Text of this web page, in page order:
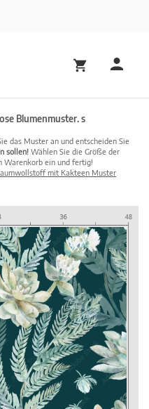
Blumenmuster. s
das Muster an und entscheiden Sie
sollen! Wählen Sie die Größe der
Warenkorb ein und fertig!
mit Kakteen Muster